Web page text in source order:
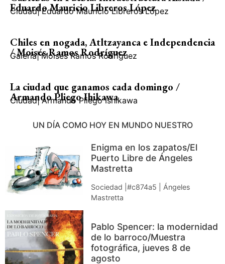
Eduardo Mauricio Libreros López
Ciudad| Eduardo Mauricio Libreros López
Chiles en nogada, Atltzayanca e Independencia
/ Moisés Ramos Rodríguez
Galería| Moisés Ramos Rodríguez
La ciudad que ganamos cada domingo /
Armando Pliego Ihikawa
Ciudad| Armando Pliego Ishikawa
UN DÍA COMO HOY EN MUNDO NUESTRO
Enigma en los zapatos/El
Puerto Libre de Ángeles
Mastretta
Sociedad |#c874a5 | Ángeles
Mastretta
Pablo Spencer: la modernidad
de lo barroco/Muestra
fotográfica, jueves 8 de
agosto